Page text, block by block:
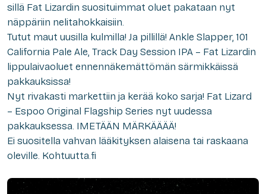
sillä Fat Lizardin suosituimmat oluet pakataan nyt
näppäriin nelitahokkaisiin.
Tutut maut uusilla kulmilla! Ja pillillä! Ankle Slapper, 101
California Pale Ale, Track Day Session IPA – Fat Lizardin
lippulaivaoluet ennennäkemättömän särmikkäissä
pakkauksissa!
Nyt rivakasti markettiin ja kerää koko sarja! Fat Lizard
– Espoo Original Flagship Series nyt uudessa
pakkauksessa. IMETÄÄN MÄRKÄÄÄÄ!
Ei suositella vahvan lääkityksen alaisena tai raskaana
oleville. Kohtuutta.fi